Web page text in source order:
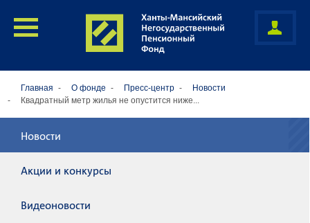
Главная О фонде Пресс-центр
Новости
Квадратный метр жилья не опустится ниже...
Новости
Акции и конкурсы
Видеоновости